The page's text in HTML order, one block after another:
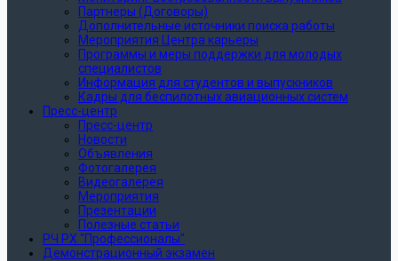
Партнеры (Договоры)
Дополнительные источники поиска работы
Мероприятия Центра карьеры
Программы и меры поддержки для молодых
специалистов
Информация для студентов и выпускников
Кадры для беспилотных авиационных систем
Пресс-центр
Пресс-центр
Новости
Объявления
Фотогалерея
Видеогалерея
Мероприятия
Презентации
Полезные статьи
РЧ РХ "Профессионалы"
Демонстрационный экзамен